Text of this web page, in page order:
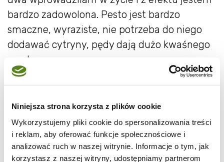
Niniejsza strona korzysta z plików cookie
Wykorzystujemy pliki cookie do spersonalizowania treści
i reklam, aby oferować funkcje społecznościowe i
analizować ruch w naszej witrynie. Informacje o tym, jak
korzystasz z naszej witryny, udostępniamy partnerom
bardzo zadowolona. Pesto jest bardzo
smaczne, wyraziste, nie potrzeba do niego
dodawać cytryny, pędy dają dużo kwaśnego
smaku.
Pesto wykorzystuję do kanapek, jako dodatek
do tart, dodaję go do dresingu do sałatek, do
sosów do makaronu, uwielbiam je łączyć z
plackami ziemniaczanymi albo z fasolą i chilli
albo z bobem itd. :-)